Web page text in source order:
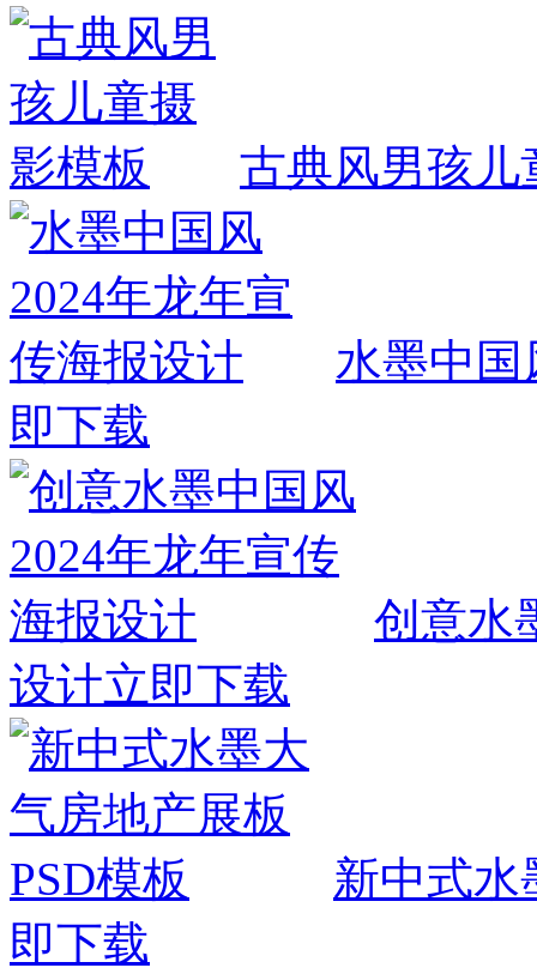
古典风男孩儿
水墨中国
即下载
创意水
设计立即下载
新中式水
即下载